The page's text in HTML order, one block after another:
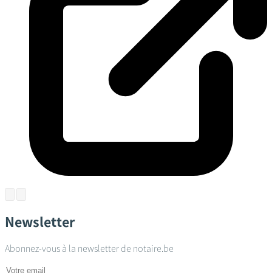
Newsletter
Abonnez-vous à la newsletter de notaire.be